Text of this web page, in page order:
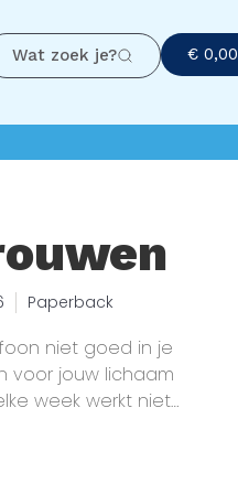
Wat zoek je? €0,00
Paperback
niet goed in je
voor jouw lichaam
week werkt niet
bent.
die